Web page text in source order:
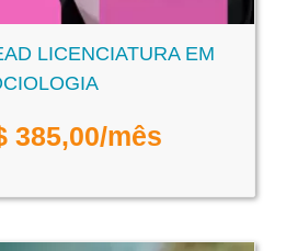
LICENCIATURA EM
385,00/mês